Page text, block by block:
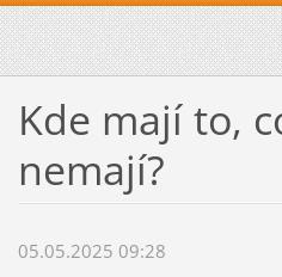
Kde mají to,
nemají?
05.05.2025 09:28